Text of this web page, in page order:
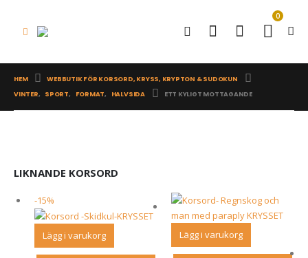
0
HEM
WEBBUTIK FÖR KORSORD, KRYSS, KRYPTON & SUDOKUN
VINTER, SPORT, FORMAT, HALVSIDA ETT KYLIGT MOTTAGANDE
LIKNANDE KORSORD
-15%
Lägg i varukorg Lägg i varukorg